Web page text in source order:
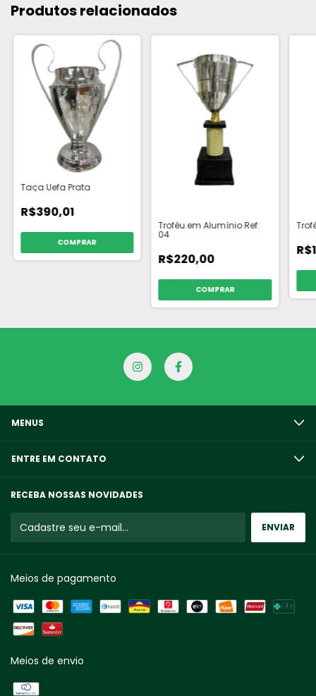
Produtos relacionados
Taça Uefa Prata
R$390,01
COMPRAR
Troféu em Alumínio Ref:
04
R$220,00
COMPRAR
MENUS
ENTRE EM CONTATO
RECEBA NOSSAS NOVIDADES
Meios de pagamento
Meios de envio